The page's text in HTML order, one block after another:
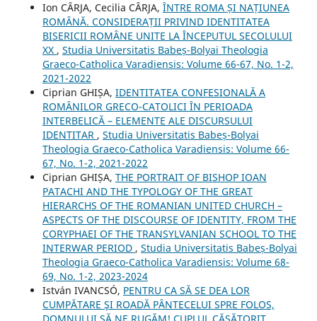
Ion CÂRJA, Cecilia CÂRJA, ÎNTRE ROMA ȘI NAȚIUNEA
ROMÂNĂ. CONSIDERAȚII PRIVIND IDENTITATEA
BISERICII ROMÂNE UNITE LA ÎNCEPUTUL SECOLULUI
XX , Studia Universitatis Babeș-Bolyai Theologia
Graeco-Catholica Varadiensis: Volume 66-67, No. 1-2,
2021-2022
Ciprian GHIȘA, IDENTITATEA CONFESIONALĂ A
ROMÂNILOR GRECO-CATOLICI ÎN PERIOADA
INTERBELICĂ – ELEMENTE ALE DISCURSULUI
IDENTITAR , Studia Universitatis Babeș-Bolyai
Theologia Graeco-Catholica Varadiensis: Volume 66-
67, No. 1-2, 2021-2022
Ciprian GHIȘA, THE PORTRAIT OF BISHOP IOAN
PATACHI AND THE TYPOLOGY OF THE GREAT
HIERARCHS OF THE ROMANIAN UNITED CHURCH –
ASPECTS OF THE DISCOURSE OF IDENTITY, FROM THE
CORYPHAEI OF THE TRANSYLVANIAN SCHOOL TO THE
INTERWAR PERIOD , Studia Universitatis Babeș-Bolyai
Theologia Graeco-Catholica Varadiensis: Volume 68-
69, No. 1-2, 2023-2024
István IVANCSÓ, PENTRU CA SĂ SE DEA LOR
CUMPĂTARE ŞI ROADĂ PÂNTECELUI SPRE FOLOS,